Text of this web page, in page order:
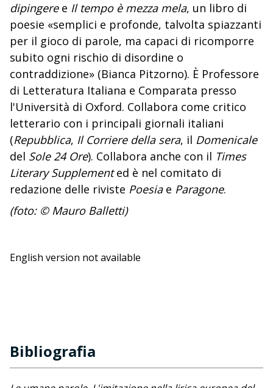
dipingeree Il tempo è mezza mela, un libro di
poesie «semplici e profonde, talvolta spiazzanti
per il gioco di parole, ma capaci di ricomporre
subito ogni rischio di disordine o
contraddizione» (Bianca Pitzorno). È Professore
di Letteratura Italiana e Comparata presso
l'Università di Oxford. Collabora come critico
letterario con i principali giornali italiani
(Repubblica, Il Corriere della sera, il Domenicale
del Sole 24 Ore). Collabora anche con il Times
Literary Supplemented è nel comitato di
redazione delle riviste Poesiae Paragone.
(foto: © Mauro Balletti)
English version not available
Bibliografia